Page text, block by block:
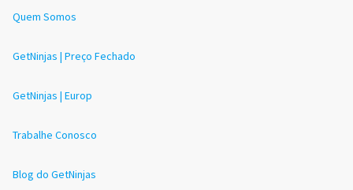
Quem Somos
GetNinjas | Preço Fechado
GetNinjas | Europ
Trabalhe Conosco
Blog do GetNinjas